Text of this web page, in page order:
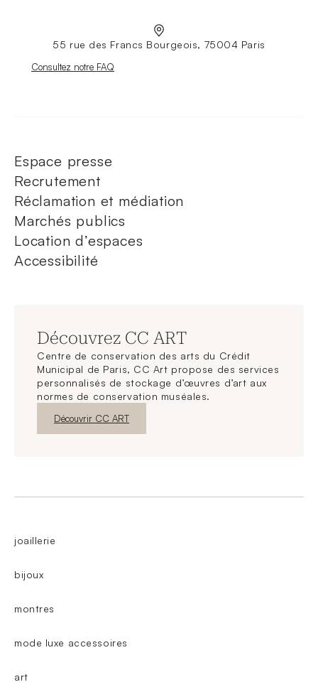
55 rue des Francs Bourgeois, 75004 Paris
Nouvelle fenêtre
Consultez notre FAQ
Espace presse
Recrutement
Réclamation et médiation
Marchés publics
Location d’espaces
Accessibilité
Découvrez CC ART
Centre de conservation des arts du Crédit
Municipal de Paris, CC Art propose des services
personnalisés de stockage d’œuvres d’art aux
normes de conservation muséales.
Nouvelle fenêtre
Découvrir CC ART
joaillerie
bijoux
montres
mode luxe accessoires
art